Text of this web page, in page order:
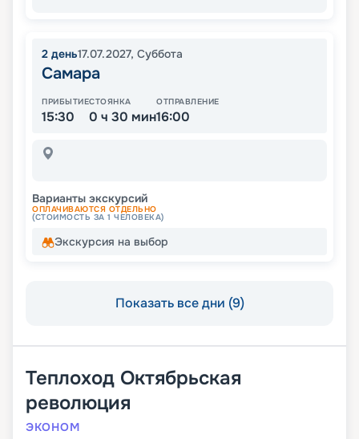
2 день17.07.2027, Суббота
Самара
ПРИБЫТИЕ
15:30
СТОЯНКА
0 ч 30 мин
ОТПРАВЛЕНИЕ
16:00
Варианты экскурсий
ОПЛАЧИВАЮТСЯ ОТДЕЛЬНО
(СТОИМОСТЬ ЗА 1 ЧЕЛОВЕКА)
Экскурсия на выбор
Показать все дни (9)
Теплоход Октябрьская
революция
ЭКОНОМ